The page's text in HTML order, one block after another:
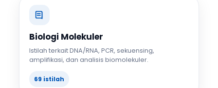
Biologi Molekuler
Istilah terkait DNA/RNA, PCR, sekuensing,
amplifikasi, dan analisis biomolekuler.
69 istilah